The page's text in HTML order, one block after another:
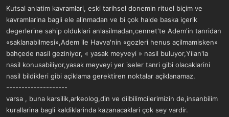
Kutsal anlatim kavramlari, eski tarihsel donemin rituel biçim ve
kavramlarina bagli ele alinmadan ve bi çok halde baska içerik
degerlerine sahip olduklari anlasilmadan,cennet'te Adem'in tanridan
«saklanabilmesi»,Adem ile Havva'nin «gozleri henus açilmamisken»
bahçede nasil geziniyor, « yasak meyveyi » nasil buluyor,Yilan'la
nasil konusabiliyor,yasak meyveyi yer iseler tanri gibi olacaklarini
nasil bildikleri gibi açiklama gerektiren noktalar açiklanamaz.
--------------------
varsa , buna karsilik,arkeolog,din ve dilbilimcilerimizin de,insanbilim
kurallarina bagli kaldiklarinda kazanacaklari çok sey vardir.